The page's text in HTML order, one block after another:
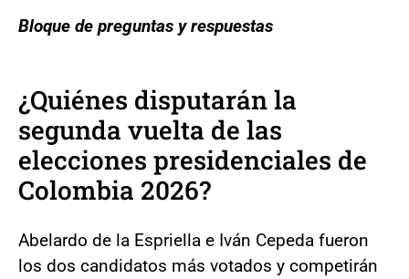
Bloque de preguntas y respuestas
¿Quiénes disputarán la
segunda vuelta de las
elecciones presidenciales de
Colombia 2026?
Abelardo de la Espriella e Iván Cepeda fueron
los dos candidatos más votados y competirán